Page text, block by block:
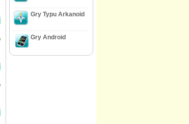
Gry Typu Arkanoid
Gry Android